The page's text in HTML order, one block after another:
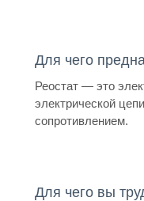
Для чего
Реостат — это
электрической
сопротивлением.
Для чего вы